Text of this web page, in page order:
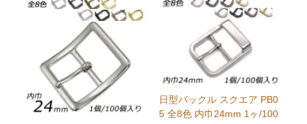
日型バックル スクエア PB0
5 全8色 内巾24mm 1ヶ/100